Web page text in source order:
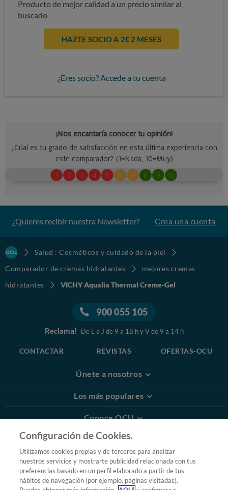
Producto de mejor calidad a un precio similar al
buscado
HAZTE SOCIO A 2€ 2 MESES
¿Eres socio? Accede a tu cuenta
¿Quieres recibir nuestra Newsletter? Crea una cuenta
Salud : Cosméticos y cuidado de la piel
Comparador de cremas hidratantes
mejores cremas
hidratantes
VICHY Aqualia Thermal Creme-Gel
900 055 105
Reclama! De L a J de 9 a 18 h y V de 9 a 14 h
CONTACTAR REVISTAS OFERTAS-OCU
Únete a nosotros
Los más populares
Conoce OCU
Más Información
© 2026 OCU
Condiciones generales de contratación de OCU
Política de privacidad
Configuración de Cookies.
Utilizamos cookies propias y de terceros para analizar
nuestros servicios y mostrarte publicidad relacionada con tus
preferencias basado en un perfil elaborado a partir de tus
hábitos de navegación (por ejemplo, páginas visitadas).